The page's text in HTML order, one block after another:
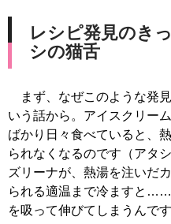
レシピ発見のき
シの猫舌
まず、なぜこのような発
いう話から。アイスクリー
ばかり日々食べていると、
られなくなるのです（アタ
ズリーナが、熱湯を注いだ
られる適温まで冷ますと
を吸って伸びてしまうんです